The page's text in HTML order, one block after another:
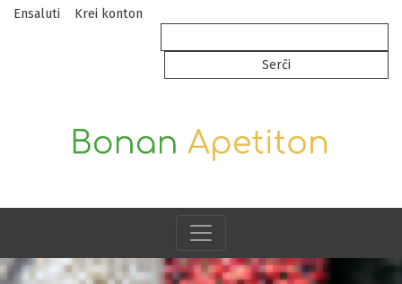
Ensaluti Krei konton